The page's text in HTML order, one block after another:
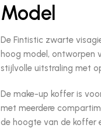
Model
De Fintistic zwarte
hoog model, ontworpen
stijlvolle uitstraling met
De make-up koffer is
met meerdere
de hoogte van de koffer